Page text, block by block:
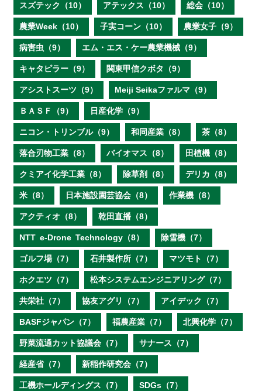
スズテック（10） アテックス（10） 総会（10）
農業Week（10） 子実コーン（10） 農業女子（9）
病害虫（9） エム・エス・ケー農業機械（9）
キャタピラー（9） 関東甲信クボタ（9）
アシストスーツ（9） Meiji Seikaファルマ（9）
ＢＡＳＦ（9） 日産化学（9）
ニコン・トリンブル（9） 和同産業（8） 茶（8）
落合刃物工業（8） バイオマス（8） 田植機（8）
クミアイ化学工業（8） 除草剤（8） デリカ（8）
米（8） 日本施設園芸協会（8） 作業機（8）
アクティオ（8） 乾田直播（8）
NTT e‐Drone Technology（8） 除雪機（7）
ゴルフ場（7） 石井製作所（7） マツモト（7）
ホクエツ（7） 松本システムエンジニアリング（7）
共栄社（7） 協友アグリ（7） アイデック（7）
BASFジャパン（7） 福農産業（7） 北興化学（7）
野菜流通カット協議会（7） サナース（7）
経産省（7） 新稲作研究会（7）
工機ホールディングス（7） SDGs（7）